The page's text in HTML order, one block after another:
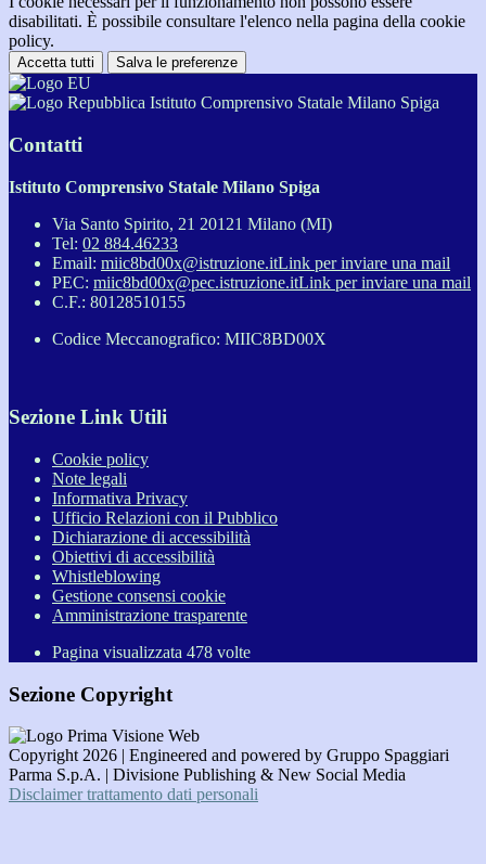
disabilitati. È possibile consultare l'elenco nella pagina della cookie
policy.
Accetta tutti Salva le preferenze
Istituto Comprensivo Statale Milano Spiga
Contatti
Istituto Comprensivo Statale Milano Spiga
Via Santo Spirito, 21 20121 Milano (MI)
Tel: 02 884.46233
Email: miic8bd00x@istruzione.itLink per inviare una mail
PEC: miic8bd00x@pec.istruzione.itLink per inviare una mail
C.F.: 80128510155
Codice Meccanografico: MIIC8BD00X
Sezione Link Utili
Cookie policy
Note legali
Informativa Privacy
Ufficio Relazioni con il Pubblico
Dichiarazione di accessibilità
Obiettivi di accessibilità
Whistleblowing
Gestione consensi cookie
Amministrazione trasparente
Pagina visualizzata 478 volte
Sezione Copyright
Copyright 2026 | Engineered and powered by Gruppo Spaggiari
Parma S.p.A. | Divisione Publishing & New Social Media
Disclaimer trattamento dati personali